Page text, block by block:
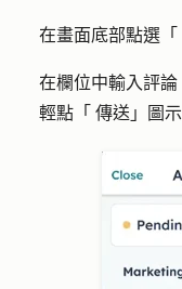
在畫面底部點選「
在欄位中輸入評論
輕點「 傳送」圖示